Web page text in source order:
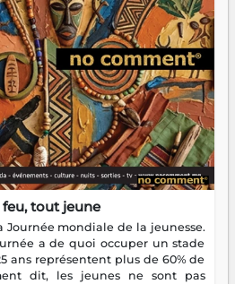
tout jeune
Journée mondiale de la jeunesse.
a de quoi occuper un stade
ans représentent plus de 60% de
dit, les jeunes ne sont pas